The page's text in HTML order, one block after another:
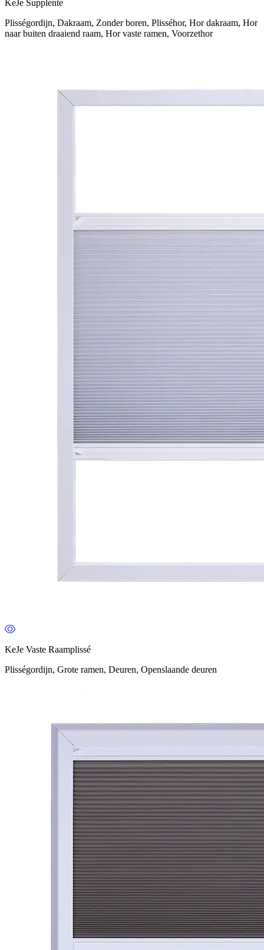
KeJe Supplente
Plisségordijn, Dakraam, Zonder boren, Plisséhor, Hor dakraam, Hor
naar buiten draaiend raam, Hor vaste ramen, Voorzethor
KeJe Vaste Raamplissé
Plisségordijn, Grote ramen, Deuren, Openslaande deuren